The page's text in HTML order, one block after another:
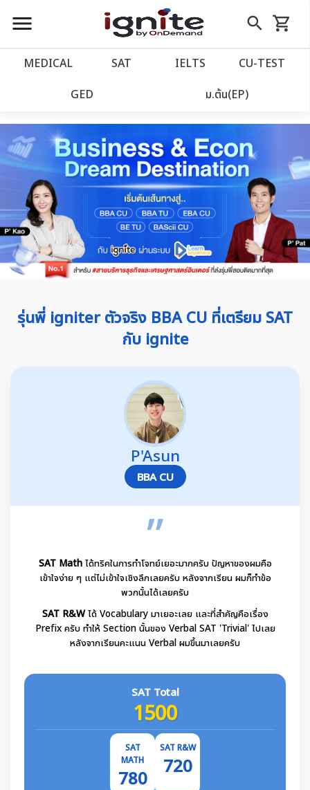
close
account_balance หน้าแรก
เว็บไซต์อิกไนท์
local_offer โปรโมชั่น
import_contacts วางแผนการเรียน
account_circle เข้าสู่ระบบ
assignment ลงทะเบียน
menu search
Skip
to
shopping_cart
รถเข็น
MEDICAL SAT IELTS CU‑TEST
GED ม.ต้น(EP)
BBA
รุ่นพี่ igniter ตัวจริง BBA CU ที่เตรียม SAT
กับ ignite
P'Asun
BBA CU
”
SAT Mathได้ทริคในการทำโจทย์เยอะมากครับ ปัญหาของผมคือ
เข้าใจง่าย ๆ แต่ไม่เข้าใจเชิงลึกเลยครับ หลังจากเรียน ผมก็ทำข้อ
พวกนั้นได้เลยครับ
SAT R&Wได้ Vocabulary มาเยอะเลย และที่สำคัญคือเรื่อง
Prefix ครับ ทำให้ Section นั้นของ Verbal SAT 'Trivial' ไปเลย
หลังจากเรียนคะแนน Verbal ผมขึ้นมาเลยครับ
SAT Total
1500
SAT
MATH
780
SAT R&W
720